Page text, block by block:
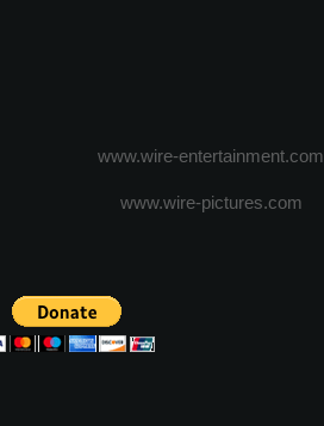
www.wire-entertainment.com
www.wire-pictures.com